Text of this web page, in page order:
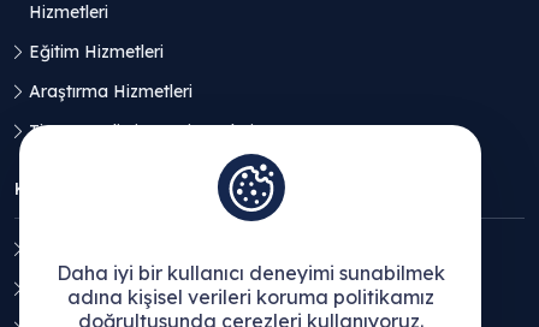
Hizmetleri
Eğitim Hizmetleri
Araştırma Hizmetleri
Ticaret Geliştirme Hizmetleri
KVKK
Açık Rıza Beyanı
Daha iyi bir kullanıcı deneyimi sunabilmek
adına kişisel verileri koruma politikamız
doğrultusunda çerezleri kullanıyoruz.